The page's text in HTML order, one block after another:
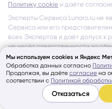
Мы используем cookies и Яндекс
Обработка данных согласно
Продолжая, вы даёте согласие на
соответствии с Политикой
Отказаться
Политику cookie и даёте
Эксперты Сервиса Lunaro.ru не
Сервиса или его
всех Экспертов и даёт допуск к
не несёт ответственности за
на страницах Экспертов и в
об Экспертах Сервиса.
Показать ещё
© Lunaro, 2026